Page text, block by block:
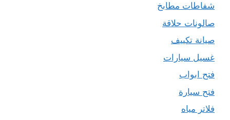
شفاطات مطابخ
صالونات حلاقة
صيانة تكييف
غسيل سيارات
فتح ابواب
فتح سيارة
فلاتر مياه